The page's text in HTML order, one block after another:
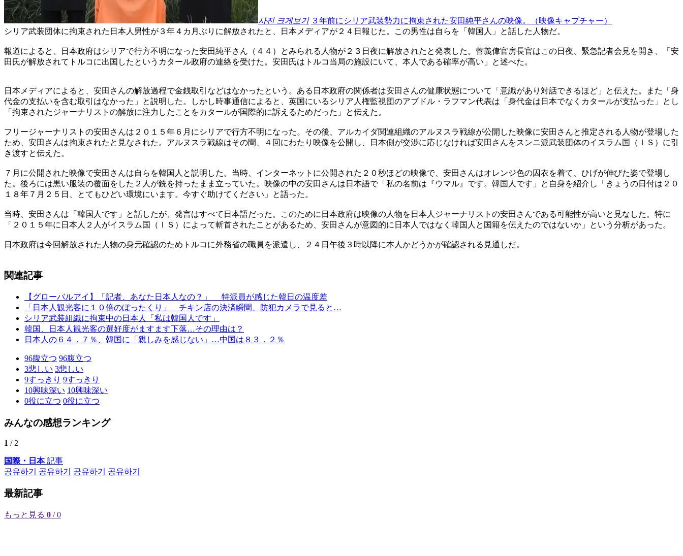
사진 크게보기 ３年前にシリア武装勢力に拘束された安田純平さんの映像。（映像キャプチャー）
シリア武装団体に拘束された日本人男性が３年４カ月ぶりに解放されたと、日本メディアが２４日報じた。この男性は自らを「韓国人」と話した人物だ。
報道によると、日本政府はシリアで行方不明になった安田純平さん（４４）とみられる人物が２３日夜に解放されたと発表した。菅義偉官房長官はこの日夜、緊急記者会見を開き、「安
田氏が解放されてトルコに出国したというカタール政府の連絡を受けた。安田氏はトルコ当局の施設にいて、本人である確率が高い」と述べた。
日本メディアによると、安田さんの解放過程で金銭取引などはなかったという。ある日本政府の関係者は安田さんの健康状態について「意識があり対話できるほど」と伝えた。また「身
代金の支払いを含む取引はなかった」と説明した。しかし時事通信によると、英国にいるシリア人権監視団のアブドル・ラフマン代表は「身代金は日本でなくカタールが支払った」とし
「拘束されたジャーナリストの解放に注力したことをカタールが国際的に訴えるためだった」と伝えた。
フリージャーナリストの安田さんは２０１５年６月にシリアで行方不明になった。その後、アルカイダ関連組織のアルヌスラ戦線が公開した映像に安田さんと推定される人物が登場した
ため、安田さんは拘束されたと見なされた。アルヌスラ戦線はその間、４回にわたり映像を公開し、日本側が交渉に応じなければ安田さんをスンニ派武装団体のイスラム国（ＩＳ）に引
き渡すと伝えた。
７月に公開された映像で安田さんは自らを韓国人と説明した。当時、インターネットに公開された２０秒ほどの映像で、安田さんはオレンジ色の囚衣を着て、ひげが伸びた姿で登場し
た。後ろには黒い服装の覆面をした２人が銃を持ったまま立っていた。映像の中の安田さんは日本語で「私の名前は『ウマル』です。韓国人です」と自身を紹介し「きょうの日付は２０
１８年７月２５日、とてもひどい環境にいます。今すぐ助けてください」と語った。
当時、安田さんは「韓国人です」と話したが、発言はすべて日本語だった。このために日本政府は映像の人物を日本人ジャーナリストの安田さんである可能性が高いと見なした。特に
「２０１５年に日本人２人がイスラム国（ＩＳ）によって斬首されたことがあるため、安田さんが意図的に日本人ではなく韓国人と国籍を伝えたのではないか」という分析があった。
日本政府は今回解放された人物の身元確認のためトルコに外務省の職員を派遣し、２４日午後３時以降に本人かどうかが確認される見通しだ。
関連記事
【グローバルアイ】「記者、あなた日本人なの？」 特派員が感じた韓日の温度差
「日本人観光客に１０倍のぼったくり」 チキン店の決済瞬間、防犯カメラで見ると…
シリア武装組織に拘束中の日本人「私は韓国人です」
韓国、日本人観光客の選好度がますます下落…その理由は？
日本人の６４．７％、韓国に「親しみを感じない」…中国は８３．２％
96腹立つ 96腹立つ
3悲しい 3悲しい
9すっきり 9すっきり
10興味深い 10興味深い
0役に立つ 0役に立つ
みんなの感想ランキング
1 / 2
国際・日本記事
공유하기
공유하기 공유하기 공유하기
最新記事
もっと見る 0 / 0